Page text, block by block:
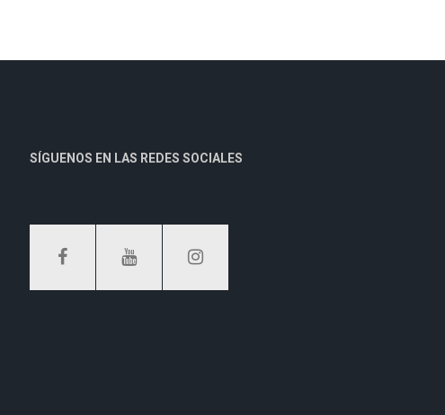
SÍGUENOS EN LAS REDES SOCIALES